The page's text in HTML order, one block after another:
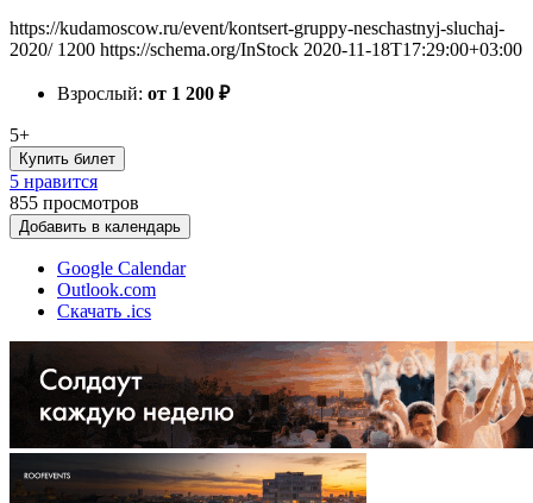
https://kudamoscow.ru/event/kontsert-gruppy-neschastnyj-sluchaj-
2020/ 1200 https://schema.org/InStock 2020-11-18T17:29:00+03:00
Взрослый: от 1 200 ₽
5+
Купить билет
5 нравится
855 просмотров
Добавить в календарь
Google Calendar
Outlook.com
Скачать .ics